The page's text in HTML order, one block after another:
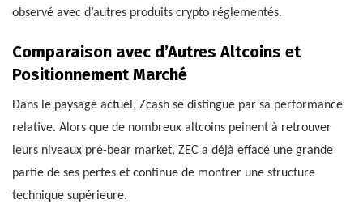
observé avec d’autres produits crypto réglementés.
Comparaison avec d’Autres Altcoins et
Positionnement Marché
Dans le paysage actuel, Zcash se distingue par sa performance
relative. Alors que de nombreux altcoins peinent à retrouver
leurs niveaux pré-bear market, ZEC a déjà effacé une grande
partie de ses pertes et continue de montrer une structure
technique supérieure.